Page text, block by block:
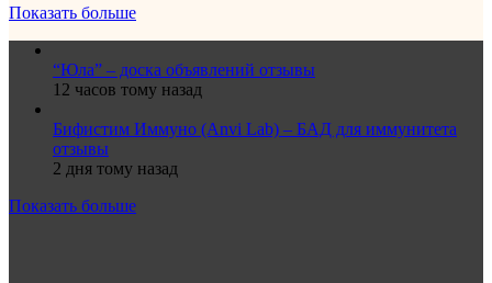
Показать больше
“Юла” – доска объявлений отзывы
12 часов тому назад
Бифистим Иммуно (Anvi Lab) – БАД для иммунитета
отзывы
2 дня тому назад
Показать больше